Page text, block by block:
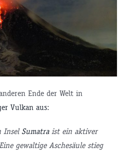
Ende der Welt in
Vulkan aus:
Insel Sumatraist ein aktiver
gewaltige Aschesäule stieg